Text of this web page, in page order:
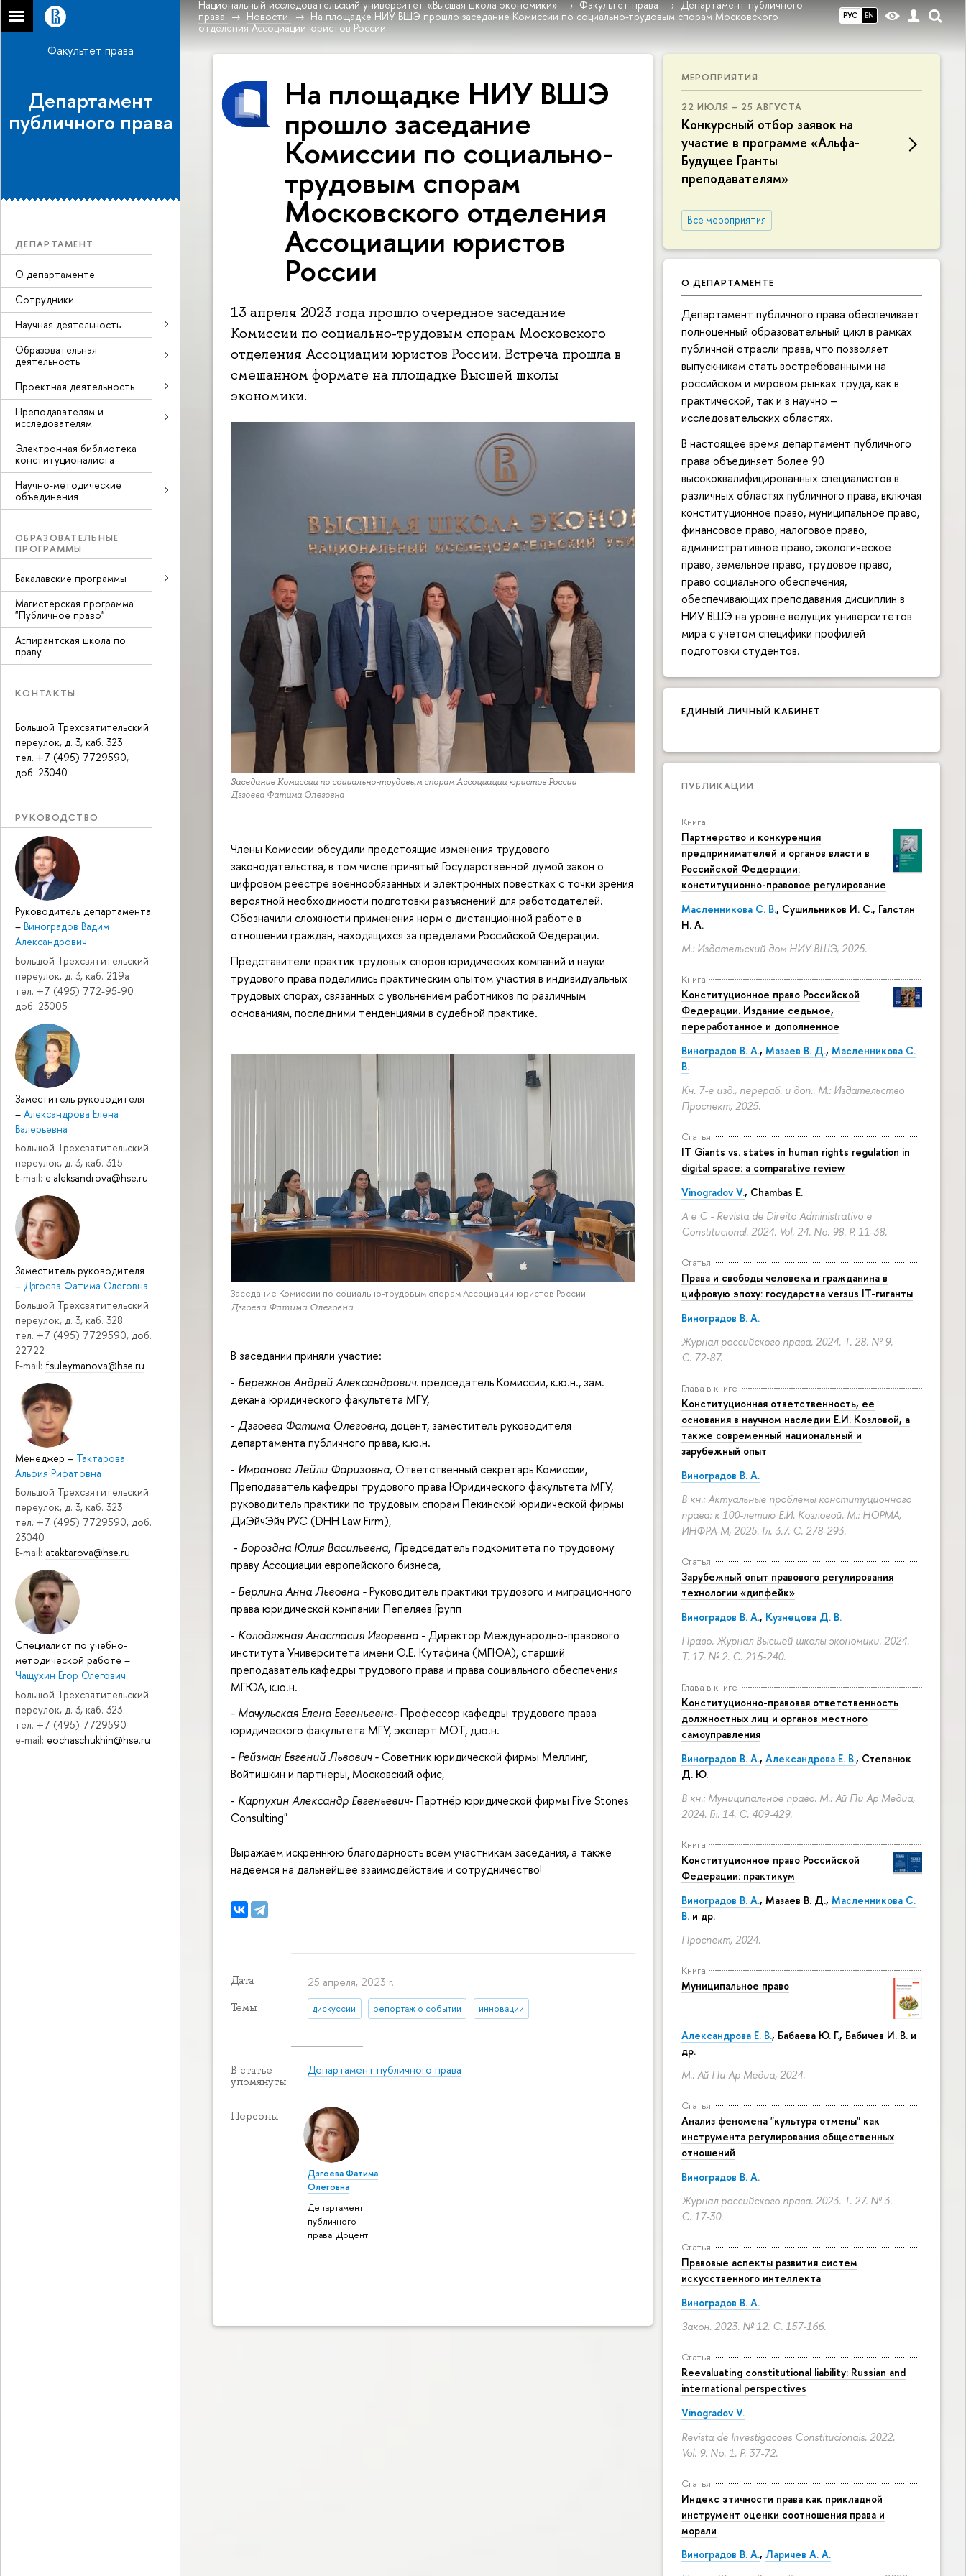
РУС EN
Национальный исследовательский университет «Высшая школа экономики» Факультет права
Департамент публичного
права
Новости
На площадке НИУ ВШЭ прошло заседание Комиссии по социально-трудовым спорам Московского
отделения Ассоциации юристов России
Факультет права
Департамент
публичного права
ДЕПАРТАМЕНТ
О департаменте
Сотрудники
Научная деятельность
Образовательная
деятельность
Проектная деятельность
Преподавателям и
исследователям
Электронная библиотека
конституционалиста
Научно-методические
объединения
ОБРАЗОВАТЕЛЬНЫЕ
ПРОГРАММЫ
Бакалавские программы
Магистерская программа
"Публичное право"
Аспирантская школа по
праву
КОНТАКТЫ
Большой Трехсвятительский
переулок, д. 3, каб. 323
тел. +7 (495) 7729590,
доб. 23040
РУКОВОДСТВО
Руководитель департамента
– Виноградов Вадим
Александрович
Большой Трехсвятительский
переулок, д. 3, каб. 219a
тел. +7 (495) 772-95-90
доб. 23005
Заместитель руководителя
– Александрова Елена
Валерьевна
Большой Трехсвятительский
переулок, д. 3, каб. 315
E-mail: e.aleksandrova@hse.ru
Заместитель руководителя
– Дзгоева Фатима Олеговна
Большой Трехсвятительский
переулок, д. 3, каб. 328
тел. +7 (495) 7729590, доб.
22722
E-mail: fsuleymanova@hse.ru
Менеджер – Тактарова
Альфия Рифатовна
Большой Трехсвятительский
переулок, д. 3, каб. 323
тел. +7 (495) 7729590, доб.
23040
E-mail: ataktarova@hse.ru
Специалист по учебно-
методической работе –
Чащухин Егор Олегович
Большой Трехсвятительский
переулок, д. 3, каб. 323
тел. +7 (495) 7729590
e-mail: eochaschukhin@hse.ru
МЕРОПРИЯТИЯ
22 ИЮЛЯ – 25 АВГУСТА
Конкурсный отбор заявок на
участие в программе «Альфа-
Будущее Гранты
преподавателям»
Все мероприятия
О ДЕПАРТАМЕНТЕ
Департамент публичного права обеспечивает
полноценный образовательный цикл в рамках
публичной отрасли права, что позволяет
выпускникам стать востребованными на
российском и мировом рынках труда, как в
практической, так и в научно –
исследовательских областях.
В настоящее время департамент публичного
права объединяет более 90
высококвалифицированных специалистов в
различных областях публичного права, включая
конституционное право, муниципальное право,
финансовое право, налоговое право,
административное право, экологическое
право, земельное право, трудовое право,
право социального обеспечения,
обеспечивающих преподавания дисциплин в
НИУ ВШЭ на уровне ведущих университетов
мира с учетом специфики профилей
подготовки студентов.
ЕДИНЫЙ ЛИЧНЫЙ КАБИНЕТ
ПУБЛИКАЦИИ
Книга
Партнерство и конкуренция
предпринимателей и органов власти в
Российской Федерации:
конституционно-правовое регулирование
Масленникова С. В., Сушильников И. С., Галстян
Н. А.
М.: Издательский дом НИУ ВШЭ, 2025.
Книга
Конституционное право Российской
Федерации. Издание седьмое,
переработанное и дополненное
Виноградов В. А., Мазаев В. Д., Масленникова С.
В.
Кн. 7-е изд., перераб. и доп.. М.: Издательство
Проспект, 2025.
Статья
IT Giants vs. states in human rights regulation in
digital space: a comparative review
Vinogradov V., Chambas E.
A e C - Revista de Direito Administrativo e
Constitucional. 2024. Vol. 24. No. 98. P. 11-38.
Статья
Права и свободы человека и гражданина в
цифровую эпоху: государства versus IT-гиганты
Виноградов В. А.
Журнал российского права. 2024. Т. 28. № 9.
С. 72-87.
Глава в книге
Конституционная ответственность, ее
основания в научном наследии Е.И. Козловой, а
также современный национальный и
зарубежный опыт
Виноградов В. А.
В кн.: Актуальные проблемы конституционного
права: к 100-летию Е.И. Козловой. М.: НОРМА,
ИНФРА-М, 2025. Гл. 3.7. С. 278-293.
Статья
Зарубежный опыт правового регулирования
технологии «дипфейк»
Виноградов В. А., Кузнецова Д. В.
Право. Журнал Высшей школы экономики. 2024.
Т. 17. № 2. С. 215-240.
Глава в книге
Конституционно-правовая ответственность
должностных лиц и органов местного
самоуправления
Виноградов В. А., Александрова Е. В., Степанюк
Д. Ю.
В кн.: Муниципальное право. М.: Ай Пи Ар Медиа,
2024. Гл. 14. С. 409-429.
Книга
Конституционное право Российской
Федерации: практикум
Виноградов В. А., Мазаев В. Д., Масленникова С.
В. и др.
Проспект, 2024.
Книга
Муниципальное право
Александрова Е. В., Бабаева Ю. Г., Бабичев И. В. и
др.
М.: Ай Пи Ар Медиа, 2024.
Статья
Анализ феномена "культура отмены" как
инструмента регулирования общественных
отношений
Виноградов В. А.
Журнал российского права. 2023. Т. 27. № 3.
С. 17-30.
Статья
Правовые аспекты развития систем
искусственного интеллекта
Виноградов В. А.
Закон. 2023. № 12. С. 157-166.
Статья
Reevaluating constitutional liability: Russian and
international perspectives
Vinogradov V.
Revista de Investigacoes Constitucionais. 2022.
Vol. 9. No. 1. P. 37-72.
Статья
Индекс этичности права как прикладной
инструмент оценки соотношения права и
морали
Виноградов В. А., Ларичев А. А.
На площадке НИУ ВШЭ
прошло заседание
Комиссии по социально-
трудовым спорам
Московского отделения
Ассоциации юристов
России
13 апреля 2023 года прошло очередное заседание
Комиссии по социально-трудовым спорам Московского
отделения Ассоциации юристов России. Встреча прошла в
смешанном формате на площадке Высшей школы
экономики.
Заседание Комиссии по социально-трудовым спорам Ассоциации юристов России
Дзгоева Фатима Олеговна
Члены Комиссии обсудили предстоящие изменения трудового
законодательства, в том числе принятый Государственной думой закон о
цифровом реестре военнообязанных и электронных повестках с точки зрения
вероятной необходимости подготовки разъяснений для работодателей.
Обозначили сложности применения норм о дистанционной работе в
отношении граждан, находящихся за пределами Российской Федерации.
Представители практик трудовых споров юридических компаний и науки
трудового права поделились практическим опытом участия в индивидуальных
трудовых спорах, связанных с увольнением работников по различным
основаниям, последними тенденциями в судебной практике.
Заседание Комиссии по социально-трудовым спорам Ассоциации юристов России
Дзгоева Фатима Олеговна
В заседании приняли участие:
- Бережнов Андрей Александрович.председатель Комиссии, к.ю.н., зам.
декана юридического факультета МГУ,
- Дзгоева Фатима Олеговна, доцент, заместитель руководителя
департамента публичного права, к.ю.н.
- Имранова Лейли Фаризовна, Ответственный секретарь Комиссии,
Преподаватель кафедры трудового права Юридического факультета МГУ,
руководитель практики по трудовым спорам Пекинской юридической фирмы
ДиЭйчЭйч РУС (DHH Law Firm),
- Бороздна Юлия Васильевна, Председатель подкомитета по трудовому
праву Ассоциации европейского бизнеса,
- Берлина Анна Львовна -Руководитель практики трудового и миграционного
права юридической компании Пепеляев Групп
- Колодяжная Анастасия Игоревна - Директор Международно-правового
института Университета имени О.Е. Кутафина (МГЮА), старший
преподаватель кафедры трудового права и права социального обеспечения
МГЮА, к.ю.н.
- Мачульская Елена Евгеньевна-Профессор кафедры трудового права
юридического факультета МГУ, эксперт МОТ, д.ю.н.
- Рейзман Евгений Львович -Советник юридической фирмы Меллинг,
Войтишкин и партнеры, Московский офис,
- Карпухин Александр Евгеньевич- Партнёр юридической фирмы Five Stones
Consulting"
Выражаем искреннюю благодарность всем участникам заседания, а также
надеемся на дальнейшее взаимодействие и сотрудничество!
Дата 25 апреля, 2023 г.
Темы дискуссии репортаж о событии инновации
В статье
упомянуты
Департамент публичного права
Персоны
Дзгоева Фатима
Олеговна
Департамент
публичного
права: Доцент